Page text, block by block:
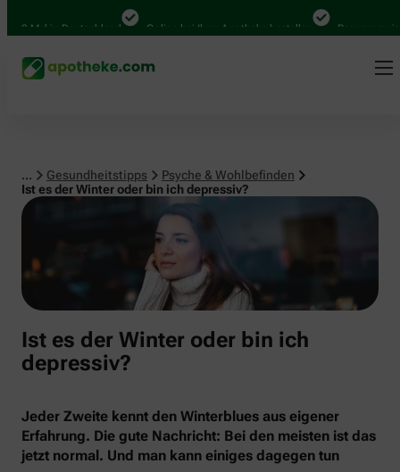
Mal in Deutschland Online bei Ihrer Apotheke bestellen Bequem
... Gesundheitstipps
Psyche & Wohlbefinden
Ist es der Winter oder bin ich depressiv?
Psyche & Wohlbefinden
Ist es der Winter oder bin ich
depressiv?
Jeder Zweite kennt den Winterblues aus eigener
Erfahrung. Die gute Nachricht: Bei den meisten ist das
jetzt normal. Und man kann einiges dagegen tun